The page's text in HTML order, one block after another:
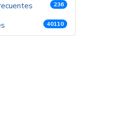
236
40110